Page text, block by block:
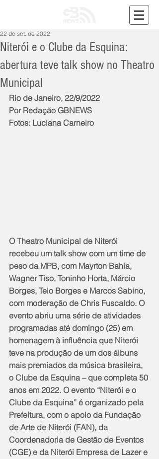
Niterói e o Clube da Esquina:
abertura teve talk show no Theatro
Municipal
22 de set. de 2022
Rio de Janeiro, 22/9/2022
Por Redação GBNEWS
Fotos: Luciana Carneiro
O Theatro Municipal de Niterói
recebeu um talk show com um time de
peso da MPB, com Mayrton Bahia,
Wagner Tiso, Toninho Horta, Márcio
Borges, Telo Borges e Marcos Sabino,
com moderação de Chris Fuscaldo. O
evento abriu uma série de atividades
programadas até domingo (25) em
homenagem à influência que Niterói
teve na produção de um dos álbuns
mais premiados da música brasileira,
o Clube da Esquina – que completa 50
anos em 2022. O evento “Niterói e o
Clube da Esquina” é organizado pela
Prefeitura, com o apoio da Fundação
de Arte de Niterói (FAN), da
Coordenadoria de Gestão de Eventos
(CGE) e da Niterói Empresa de Lazer e